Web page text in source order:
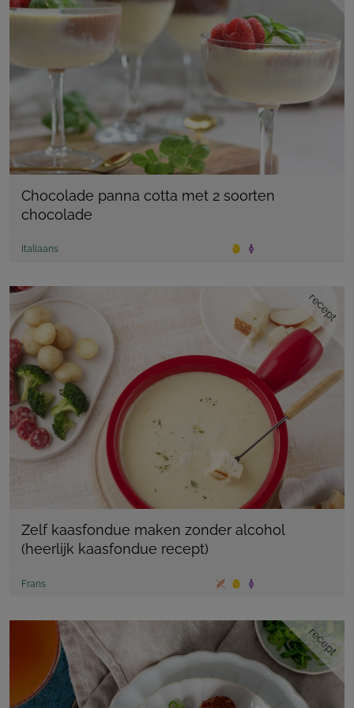
Chocolade panna cotta met 2 soorten
chocolade
Italiaans
recept
Zelf kaasfondue maken zonder alcohol
(heerlijk kaasfondue recept)
Frans
recept